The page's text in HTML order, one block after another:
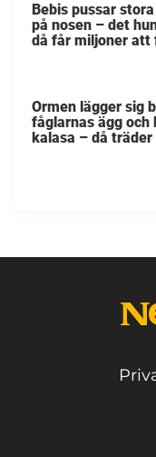
Bebis pussar
på nosen – det
då får miljoner att
Ormen lägger sig
fåglarnas ägg och
kalasa – då träder